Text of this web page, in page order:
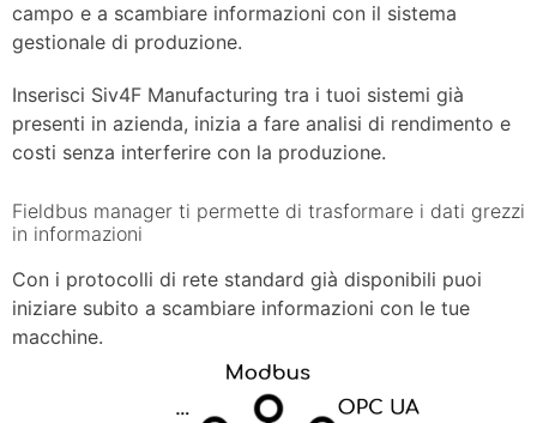
campo e a scambiare informazioni con il sistema
gestionale di produzione.
Inserisci Siv4F Manufacturing tra i tuoi sistemi già
presenti in azienda, inizia a fare analisi di rendimento e
costi senza interferire con la produzione.
Fieldbus manager ti permette di trasformare i dati grezzi
in informazioni
Con i protocolli di rete standard già disponibili puoi
iniziare subito a scambiare informazioni con le tue
macchine.